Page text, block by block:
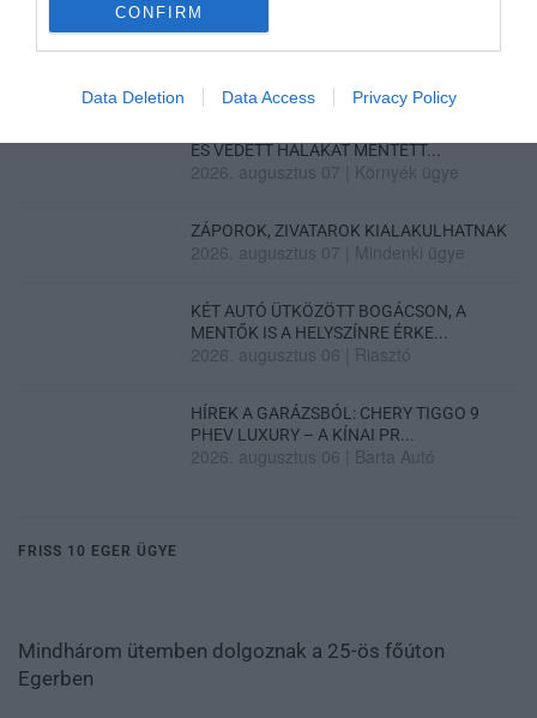
CONFIRM
Data Deletion Data Access Privacy Policy
MINDHÁROM ÜTEMBEN DOLGOZNAK A 25-
ÖS FŐÚTON EGERBEN
ÉS VÉDETT HALAKAT MENTETT...
2026. augusztus 07 Környék ügye
ZÁPOROK, ZIVATAROK KIALAKULHATNAK
2026. augusztus 07 Mindenki ügye
KÉT AUTÓ ÜTKÖZÖTT BOGÁCSON, A
MENTŐK IS A HELYSZÍNRE ÉRKE...
2026. augusztus 06 Riasztó
HÍREK A GARÁZSBÓL: CHERY TIGGO 9
PHEV LUXURY – A KÍNAI PR...
2026. augusztus 06 Barta Autó
FRISS 10 EGER ÜGYE
Mindhárom ütemben dolgoznak a 25-ös főúton
Egerben